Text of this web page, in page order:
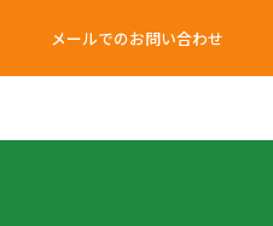
メールでのお問い合わせ